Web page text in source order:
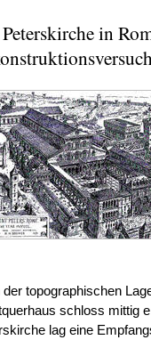
in
der topographischen
schloss mittig
lag eine